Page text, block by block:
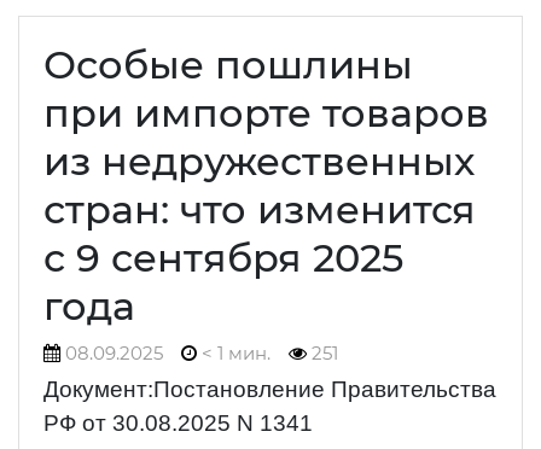
Особые пошлины
при импорте товаров
из недружественных
стран: что изменится
с 9 сентября 2025
года
08.09.2025 < 1 мин. 251
Документ:Постановление Правительства
РФ от 30.08.2025 N 1341